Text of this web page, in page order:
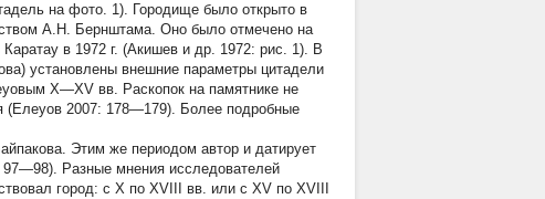
на фото. 1). Городище было открыто в
А.Н. Бернштама. Оно было отмечено на
в 1972 г. (Акишев и др. 1972: рис. 1). В
установлены внешние параметры цитадели
X—XV вв. Раскопок на памятнике не
(Елеуов 2007: 178—179). Более подробные
Этим же периодом автор и датирует
97—98). Разные мнения исследователей
город: с X по XVIII вв. или с XV по XVIII